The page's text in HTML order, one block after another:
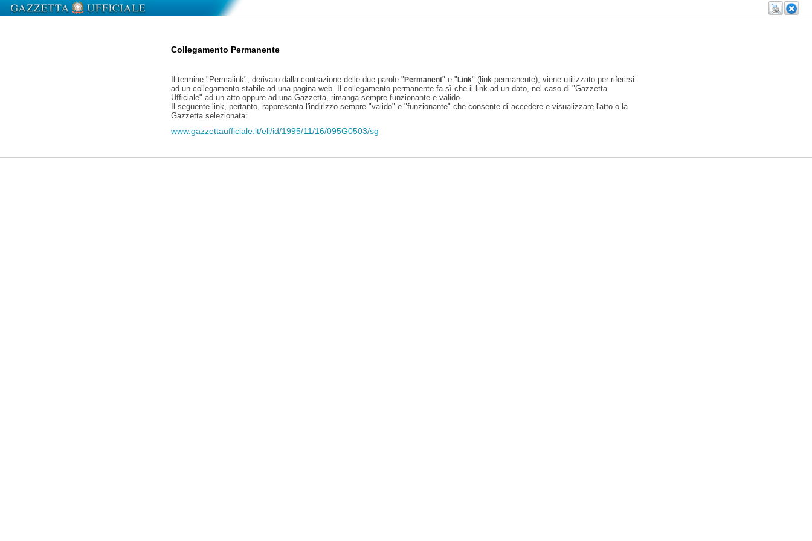
Collegamento Permanente
Il termine "Permalink", derivato dalla contrazione delle due parole "Permanent" e "Link" (link permanente), viene utilizzato per riferirsi
ad un collegamento stabile ad una pagina web. Il collegamento permanente fa sì che il link ad un dato, nel caso di "Gazzetta
Ufficiale" ad un atto oppure ad una Gazzetta, rimanga sempre funzionante e valido.
Il seguente link, pertanto, rappresenta l'indirizzo sempre "valido" e "funzionante" che consente di accedere e visualizzare l'atto o la
Gazzetta selezionata:
www.gazzettaufficiale.it/eli/id/1995/11/16/095G0503/sg